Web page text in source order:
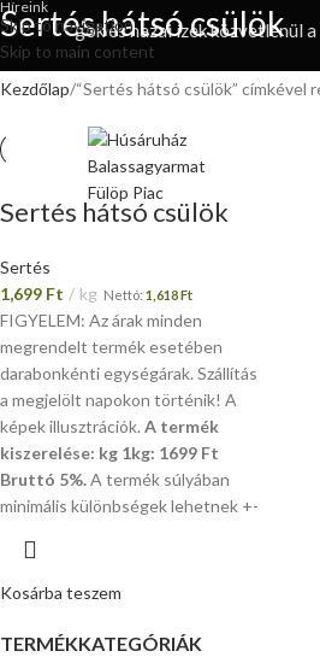
Skip to navigation
Skip to main content
Híreink
és hazai ízek közvetlenül a
Sertés hátsó csülök
TERMÉKKATEGÓRIÁK
Kezdőlap “Sertés hátsó csülök” címkével
Sertés hátsó csülök
Sertés
1,699 Ft kg Nettó: 1,618Ft
FIGYELEM: Az árak minden
megrendelt termék esetében
darabonkénti egységárak. Szállítás
a megjelölt napokon történik! A
képek illusztrációk. A termék
kiszerelése: kg 1kg: 1699 Ft
Bruttó 5%.A termék súlyában
minimális különbségek lehetnek +-
Kosárba teszem